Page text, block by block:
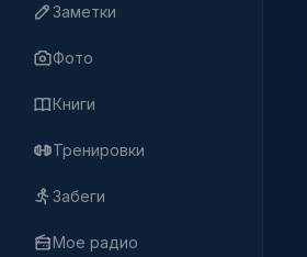
Заметки
Фото
Книги
Тренировки
Забеги
Мое радио